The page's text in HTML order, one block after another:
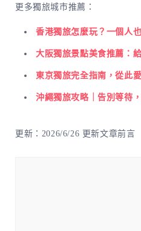
更多獨旅城市推薦：
香港獨旅怎麼玩？一個人
大阪獨旅景點美食推薦：
東京獨旅完全指南，從此
沖繩獨旅攻略｜告別等待
更新：2026/6/26 更新文章前言